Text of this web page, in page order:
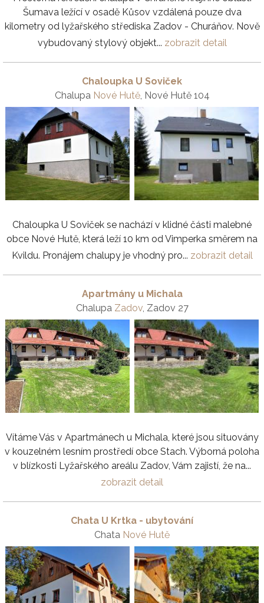
Šumava ležící v osadě Kůsov vzdálená pouze dva
kilometry od lyžařského střediska Zadov - Churáňov. Nově
vybudovaný stylový objekt... zobrazit detail
Chaloupka U Soviček
Chalupa Nové Hutě, Nové Hutě 104
Chaloupka U Soviček se nachází v klidné části malebné
obce Nové Hutě, která leží 10 km od Vimperka směrem na
Kvildu. Pronájem chalupy je vhodný pro... zobrazit detail
Apartmány u Michala
Chalupa Zadov, Zadov 27
Vítáme Vás v Apartmánech u Michala, které jsou situovány
v kouzelném lesním prostředí obce Stach. Výborná poloha
v blízkosti Lyžařského areálu Zadov, Vám zajistí, že na...
zobrazit detail
Chata U Krtka - ubytování
Chata Nové Hutě